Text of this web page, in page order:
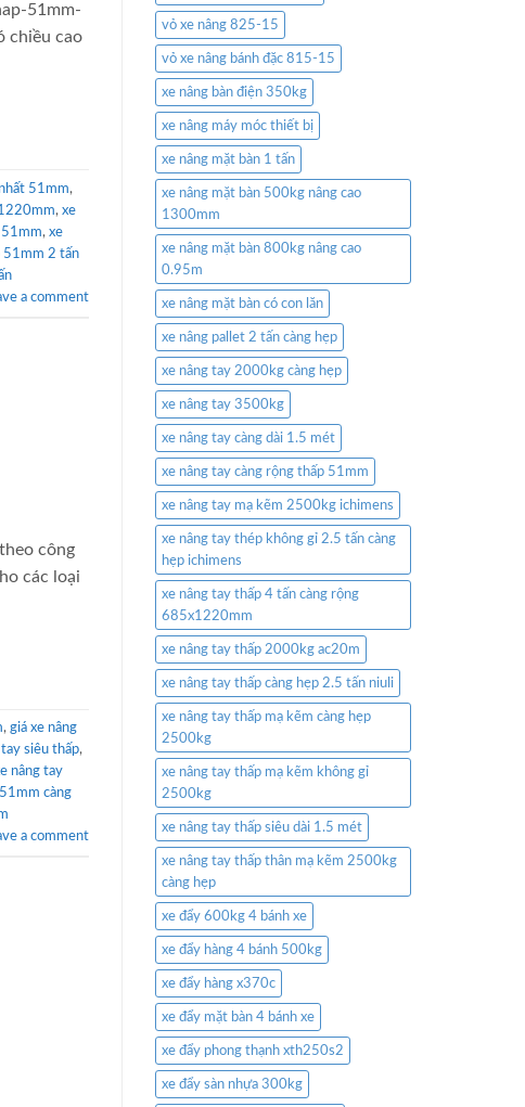
51mm-
chiều cao
51mm,
, xe
51mm, xe
51mm 2 tấn
a comment
công
các loại
, giá xe nâng
tay siêu thấp,
nâng tay
càng
a comment
vỏ xe nâng 825-15
vỏ xe nâng bánh đặc 815-15
xe nâng bàn điện 350kg
xe nâng máy móc thiết bị
xe nâng mặt bàn 1 tấn
xe nâng mặt bàn 500kg nâng cao
1300mm
xe nâng mặt bàn 800kg nâng cao
0.95m
xe nâng mặt bàn có con lăn
xe nâng pallet 2 tấn càng hẹp
xe nâng tay 2000kg càng hẹp
xe nâng tay 3500kg
xe nâng tay càng dài 1.5 mét
xe nâng tay càng rộng thấp 51mm
xe nâng tay mạ kẽm 2500kg ichimens
xe nâng tay thép không gỉ 2.5 tấn càng
hẹp ichimens
xe nâng tay thấp 4 tấn càng rộng
685x1220mm
xe nâng tay thấp 2000kg ac20m
xe nâng tay thấp càng hẹp 2.5 tấn niuli
xe nâng tay thấp mạ kẽm càng hẹp
2500kg
xe nâng tay thấp mạ kẽm không gỉ
2500kg
xe nâng tay thấp siêu dài 1.5 mét
xe nâng tay thấp thân mạ kẽm 2500kg
càng hẹp
xe đẩy 600kg 4 bánh xe
xe đẩy hàng 4 bánh 500kg
xe đẩy hàng x370c
xe đẩy mặt bàn 4 bánh xe
xe đẩy phong thạnh xth250s2
xe đẩy sàn nhựa 300kg